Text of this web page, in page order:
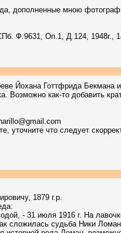
дополненные мною
Ф.9631, Оп.1, Д.124, 1948г.,
Йохана Готтфрида
Возможно как-то добавить
уточните что следует
1879 г.р.
- 31 июля 1916 г. На
сложилась судьба Ники